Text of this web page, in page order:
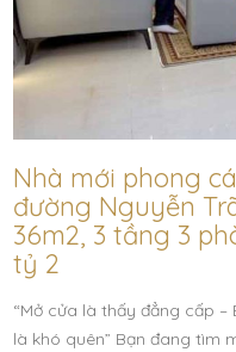
Nhà mới phong
đường Nguyễn
36m2, 3 tầng 3
tỷ 2
“Mở cửa là thấy đẳng cấp
là khó quên” Bạn đang tìm